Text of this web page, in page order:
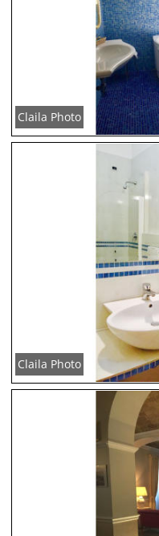
Claila Photo
Claila Photo